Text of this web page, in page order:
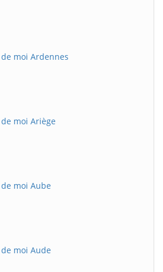
moi Ardennes
moi Ariège
moi Aube
moi Aude